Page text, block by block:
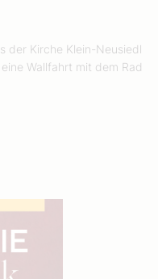
der Kirche Klein-Neusiedl
Wallfahrt mit dem Rad